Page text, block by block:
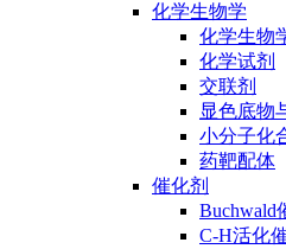
化学生物学
化学生物
化学试剂
交联剂
显色底物
小分子化
药靶配体
催化剂
Buchwald
C-H活化